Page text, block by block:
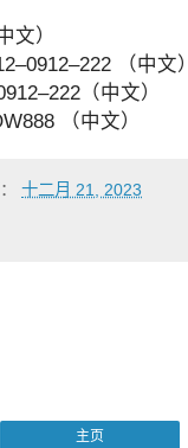
文）
（中文）
（中文）
（中文）
十二月 21, 2023
主页